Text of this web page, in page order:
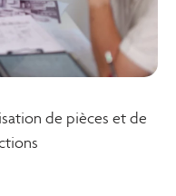
de pièces et de